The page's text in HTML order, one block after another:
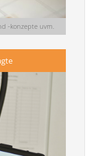
-konzepte uvm.